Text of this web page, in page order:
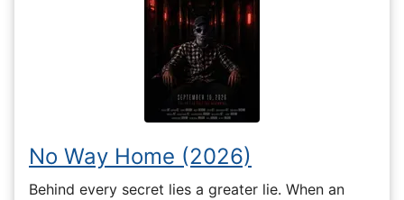
No Way Home (2026)
Behind every secret lies a greater lie. When an